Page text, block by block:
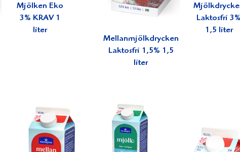
Mjölken Eko
3% KRAV 1
liter
Mellanmjölkdrycken
Laktosfri 1,5% 1,5
liter
Laktosfri 3%
1,5 liter